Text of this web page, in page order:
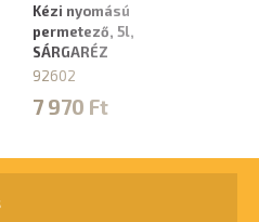
Kézi nyomású
permetező, 5l,
SÁRGARÉZ
92602
7 970 Ft